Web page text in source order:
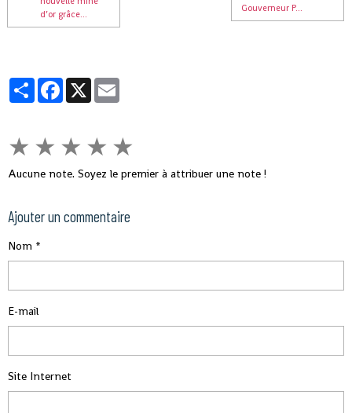
d’or grâce...
Gouverneur P...
PartagerFacebook
X
★ ★ ★ ★ ★
Aucune note. Soyez le premier à attribuer une note !
Ajouter un commentaire
Nom
E-mail
Site Internet